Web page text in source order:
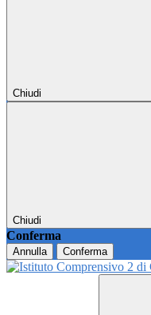
Chiudi
Chiudi
Conferma
Annulla Conferma